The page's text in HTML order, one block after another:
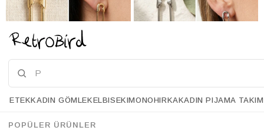
27.90 USD
34.90 USD
ETEKKADIN GÖMLEKELBISEKIMONOHIRKAKADIN PIJAMA TAKIM
POPÜLER ÜRÜNLER